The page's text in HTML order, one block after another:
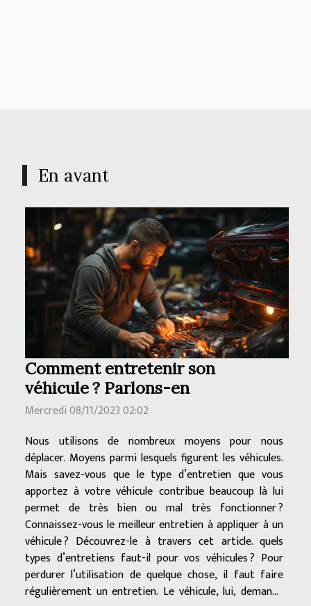
En avant
Comment entretenir son
véhicule ? Parlons-en
Mercredi 08/11/2023 02:02
Nous utilisons de nombreux moyens pour nous
déplacer. Moyens parmi lesquels figurent les véhicules.
Mais savez-vous que le type d’entretien que vous
apportez à votre véhicule contribue beaucoup là lui
permet de très bien ou mal très fonctionner ?
Connaissez-vous le meilleur entretien à appliquer à un
véhicule ? Découvrez-le à travers cet article. quels
types d’entretiens faut-il pour vos véhicules ? Pour
perdurer l’utilisation de quelque chose, il faut faire
régulièrement un entretien. Le véhicule, lui, demande